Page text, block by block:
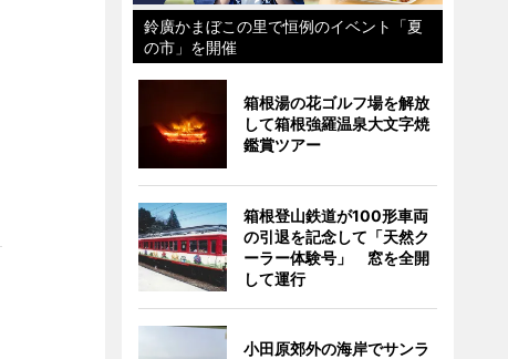
鈴廣かまぼこの里で恒例のイベント「夏
の市」を開催
箱根湯の花ゴルフ場を解放
して箱根強羅温泉大文字焼
鑑賞ツアー
箱根登山鉄道が100形車両
の引退を記念して「天然ク
ーラー体験号」 窓を全開
して運行
小田原郊外の海岸でサンラ